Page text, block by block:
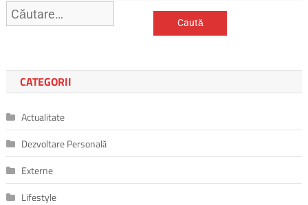
Caută
după:
CATEGORII
Actualitate
Dezvoltare Personală
Externe
Lifestyle